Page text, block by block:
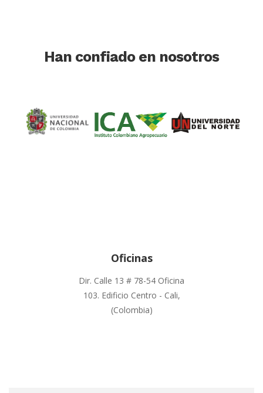
Han confiado en nosotros
Oficinas
Dir. Calle 13 # 78-54 Oficina
103. Edificio Centro - Cali,
(Colombia)